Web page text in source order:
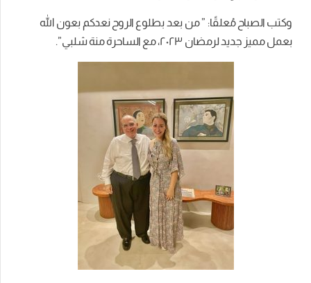
وكتب الصباح مُعلقًا: ” من بعد بطلوع الروح نعدكم بعون الله
بعمل مميز جديد لرمضان ٢٠٢٣، مع الساحرة منة شلبي”.